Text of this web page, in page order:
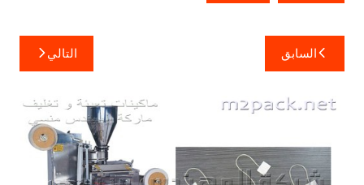
تصفّح
المقالات
السابق التالي